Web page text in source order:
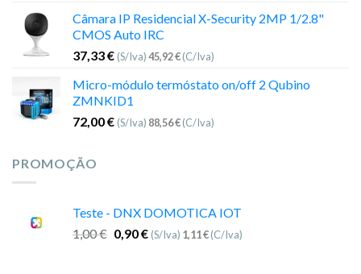
Câmara IP Residencial X-Security 2MP 1/2.8"
CMOS Auto IRC
37,33€ (S/Iva)45,92€(C/Iva)
Micro-módulo termóstato on/off 2 Qubino
ZMNKID1
72,00€ (S/Iva) 88,56€(C/Iva)
PROMOÇÃO
Teste - DNX DOMOTICA IOT
1,00€ 0,90€ (S/Iva) 1,11€(C/Iva)